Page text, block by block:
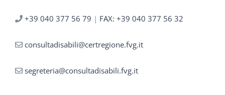
+39 040 377 56 79 | FAX: +39 040 377 56 32
consultadisabili@certregione.fvg.it
segreteria@consultadisabili.fvg.it